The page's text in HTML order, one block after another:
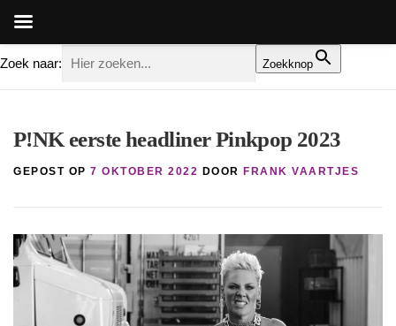
Zoek naar: Zoekknop
inhoud
P!NK eerste headliner Pinkpop 2023
GEPOST OP 7 OKTOBER 2022 DOOR FRANK VAARTJES